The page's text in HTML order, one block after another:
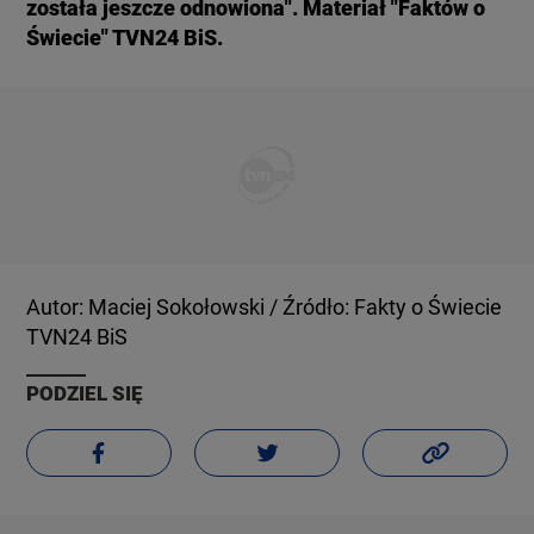
została jeszcze odnowiona". Materiał "Faktów o
Świecie" TVN24 BiS.
Autor: Maciej Sokołowski / Źródło: Fakty o Świecie
TVN24 BiS
PODZIEL SIĘ